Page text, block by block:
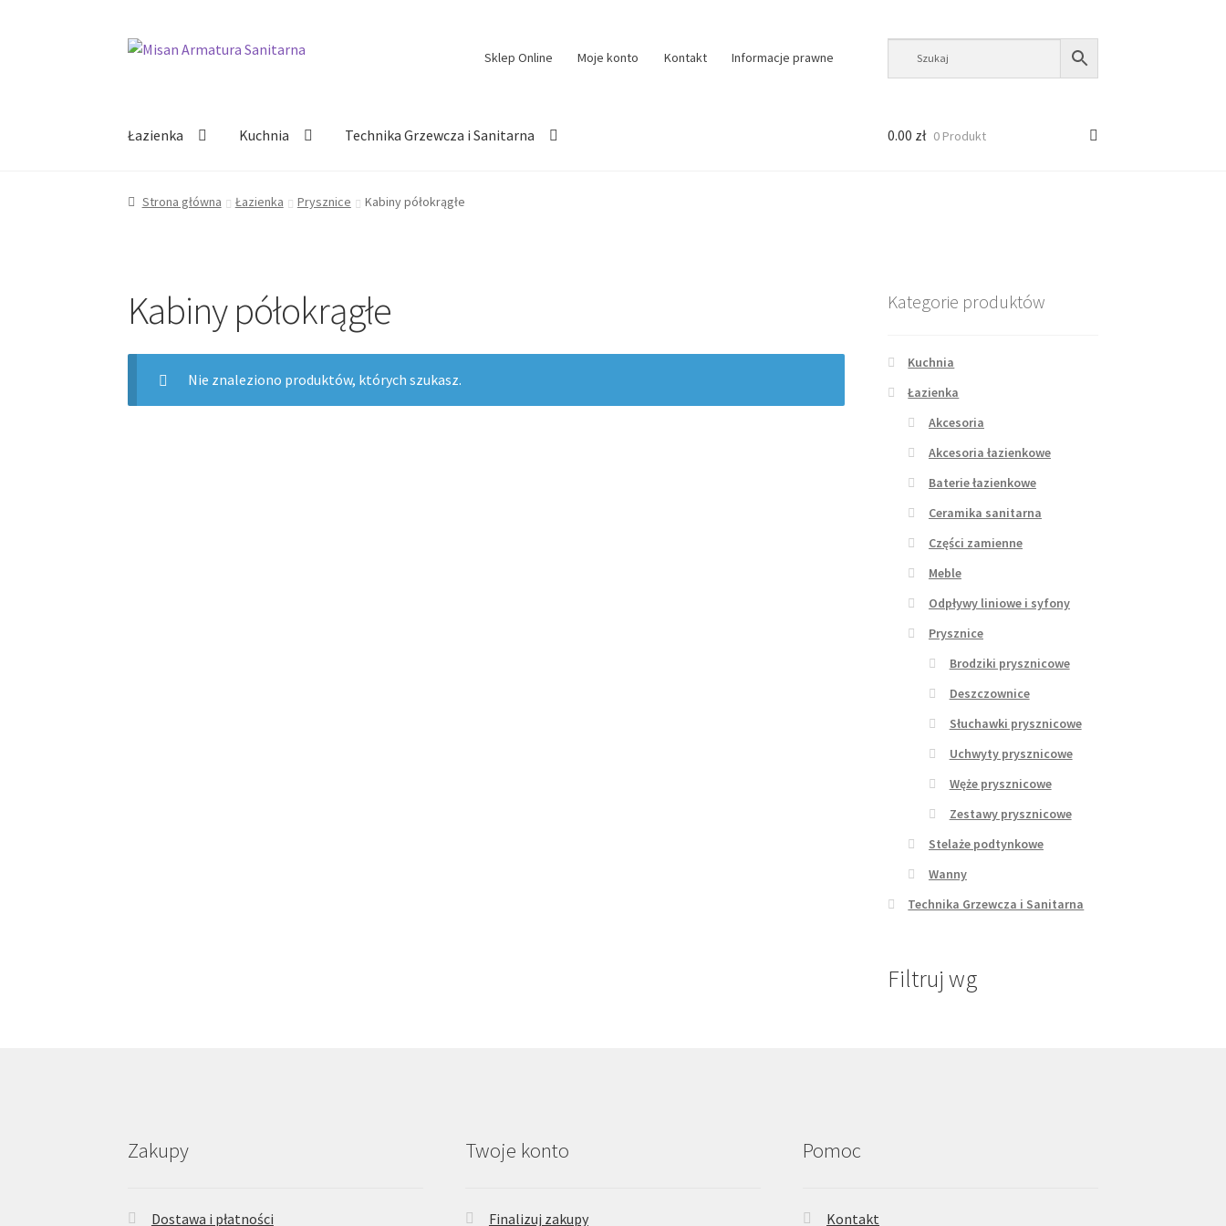
Przejdź
Przejdź
Sklep Online Moje konto Kontakt Informacje prawne
Łazienka Kuchnia Technika Grzewcza i Sanitarna 0.00 zł 0 Produkt
Strona główna Łazienka Prysznice Kabiny półokrągłe
Kabiny półokrągłe
Nie znaleziono produktów, których szukasz.
Kategorie produktów
Kuchnia
Łazienka
Akcesoria
Akcesoria łazienkowe
Baterie łazienkowe
Ceramika sanitarna
Części zamienne
Meble
Odpływy liniowe i syfony
Prysznice
Brodziki prysznicowe
Deszczownice
Słuchawki prysznicowe
Uchwyty prysznicowe
Węże prysznicowe
Zestawy prysznicowe
Stelaże podtynkowe
Wanny
Technika Grzewcza i Sanitarna
Filtruj wg
Zakupy
Dostawa i płatności
Twoje konto
Finalizuj zakupy
Pomoc
Kontakt